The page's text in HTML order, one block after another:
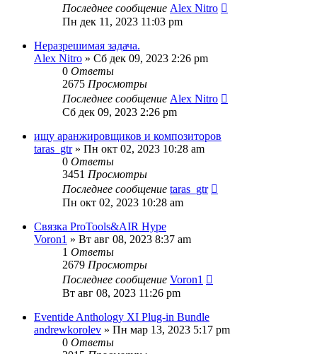
Последнее сообщение Alex Nitro
Пн дек 11, 2023 11:03 pm
Неразрешимая задача.
Alex Nitro » Сб дек 09, 2023 2:26 pm
0 Ответы
2675 Просмотры
Последнее сообщение Alex Nitro
Сб дек 09, 2023 2:26 pm
ищу аранжировщиков и композиторов
taras_gtr» Пн окт 02, 2023 10:28 am
0 Ответы
3451 Просмотры
Последнее сообщение taras_gtr
Пн окт 02, 2023 10:28 am
Связка ProTools&AIR Hype
Voron1 » Вт авг 08, 2023 8:37 am
1 Ответы
2679 Просмотры
Последнее сообщение Voron1
Вт авг 08, 2023 11:26 pm
Eventide Anthology XI Plug-in Bundle
andrewkorolev » Пн мар 13, 2023 5:17 pm
0 Ответы